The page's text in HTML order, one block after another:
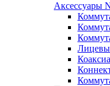
Аксессуары